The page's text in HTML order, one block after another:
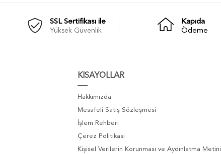
SSL Sertifikası ile
Yüksek Güvenlik
Kapıda
Ödeme
KISAYOLLAR
Hakkımızda
Mesafeli Satış Sözleşmesi
İşlem Rehberi
Çerez Politikası
Kişisel Verilerin Korunması ve Aydınlatma Metini